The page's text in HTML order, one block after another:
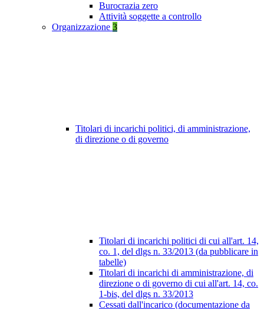
Burocrazia zero
Attività soggette a controllo
Organizzazione 3
Titolari di incarichi politici, di amministrazione,
di direzione o di governo
Titolari di incarichi politici di cui all'art. 14,
co. 1, del dlgs n. 33/2013 (da pubblicare in
tabelle)
Titolari di incarichi di amministrazione, di
direzione o di governo di cui all'art. 14, co.
1-bis, del dlgs n. 33/2013
Cessati dall'incarico (documentazione da